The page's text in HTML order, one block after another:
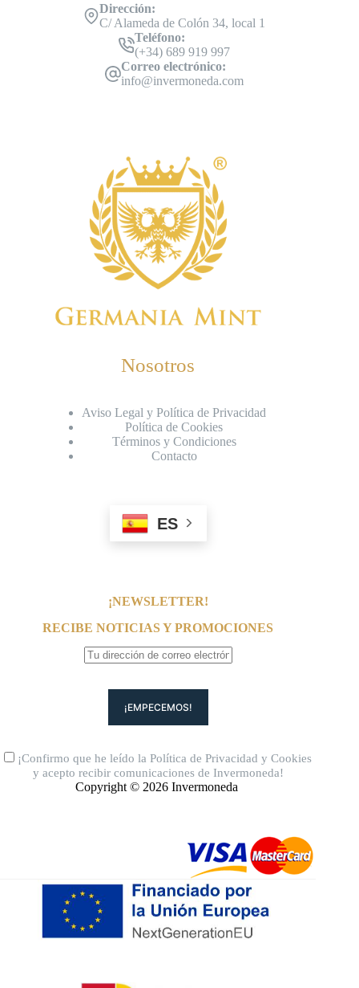
Dirección:
C/ Alameda de Colón 34, local 1
Teléfono:
(+34) 689 919 997
Correo electrónico:
info@invermoneda.com
Nosotros
Aviso Legal y Política de Privacidad
Política de Cookies
Términos y Condiciones
Contacto
ES
¡NEWSLETTER!
RECIBE NOTICIAS Y PROMOCIONES
¡Confirmo que he leído laPolítica de Privacidad yCookies
y acepto recibir comunicaciones de Invermoneda!
Copyright © 2026 Invermoneda